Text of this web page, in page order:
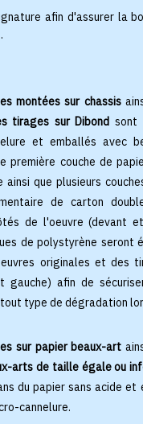
afin d'assurer la
montées sur chassis
tirages sur Dibondsont
et emballés avec
première couche de
que plusieurs
de carton
de l'oeuvre (devant
de polystyrène seront
originales et des
gauche) afin de
type de dégradation
sur papier beaux-art
arts de taille égale ou
du papier sans acide et
cannelure.